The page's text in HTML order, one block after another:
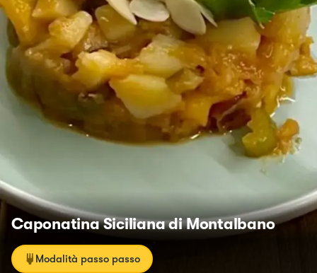
Caponatina Siciliana di Montalbano
Modalità passo passo